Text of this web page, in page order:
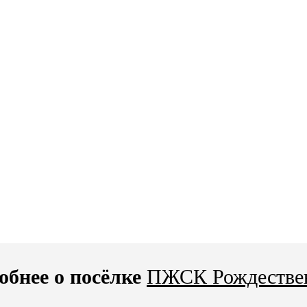
о посёлке ПЖСК